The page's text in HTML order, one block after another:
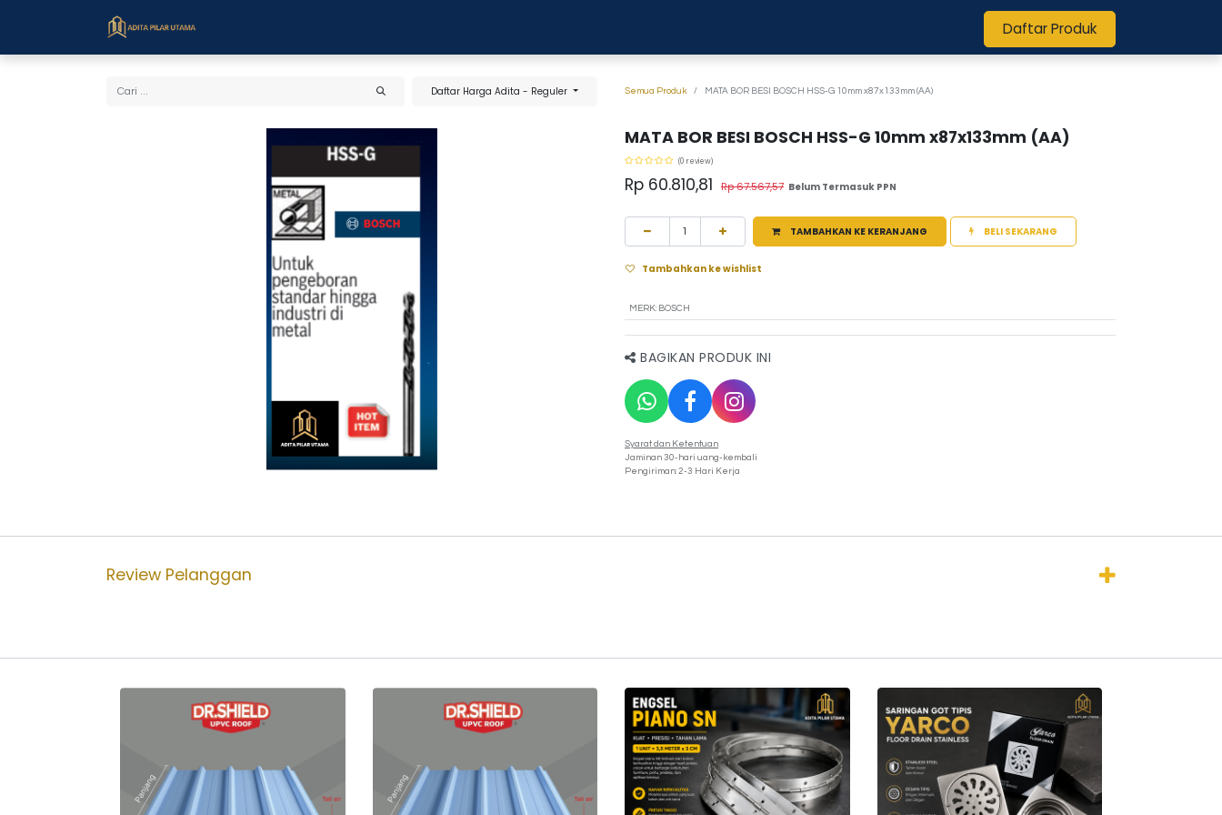
Daftar Produk
Daftar Harga Adita - Reguler Semua Produk MATA BOR BESI BOSCH HSS-G 10mm x87x133mm (AA)
MATA BOR BESI BOSCH HSS-G 10mm x87x133mm (AA)
(0 review)
Rp 60.810,81 Rp67.567,57 Belum Termasuk PPN
TAMBAHKAN KE KERANJANG BELI SEKARANG
Tambahkan ke wishlist
MERK: BOSCH
BAGIKAN PRODUK INI
Syarat dan Ketentuan
Jaminan 30-hari uang-kembali
Pengiriman: 2-3 Hari Kerja
Review Pelanggan